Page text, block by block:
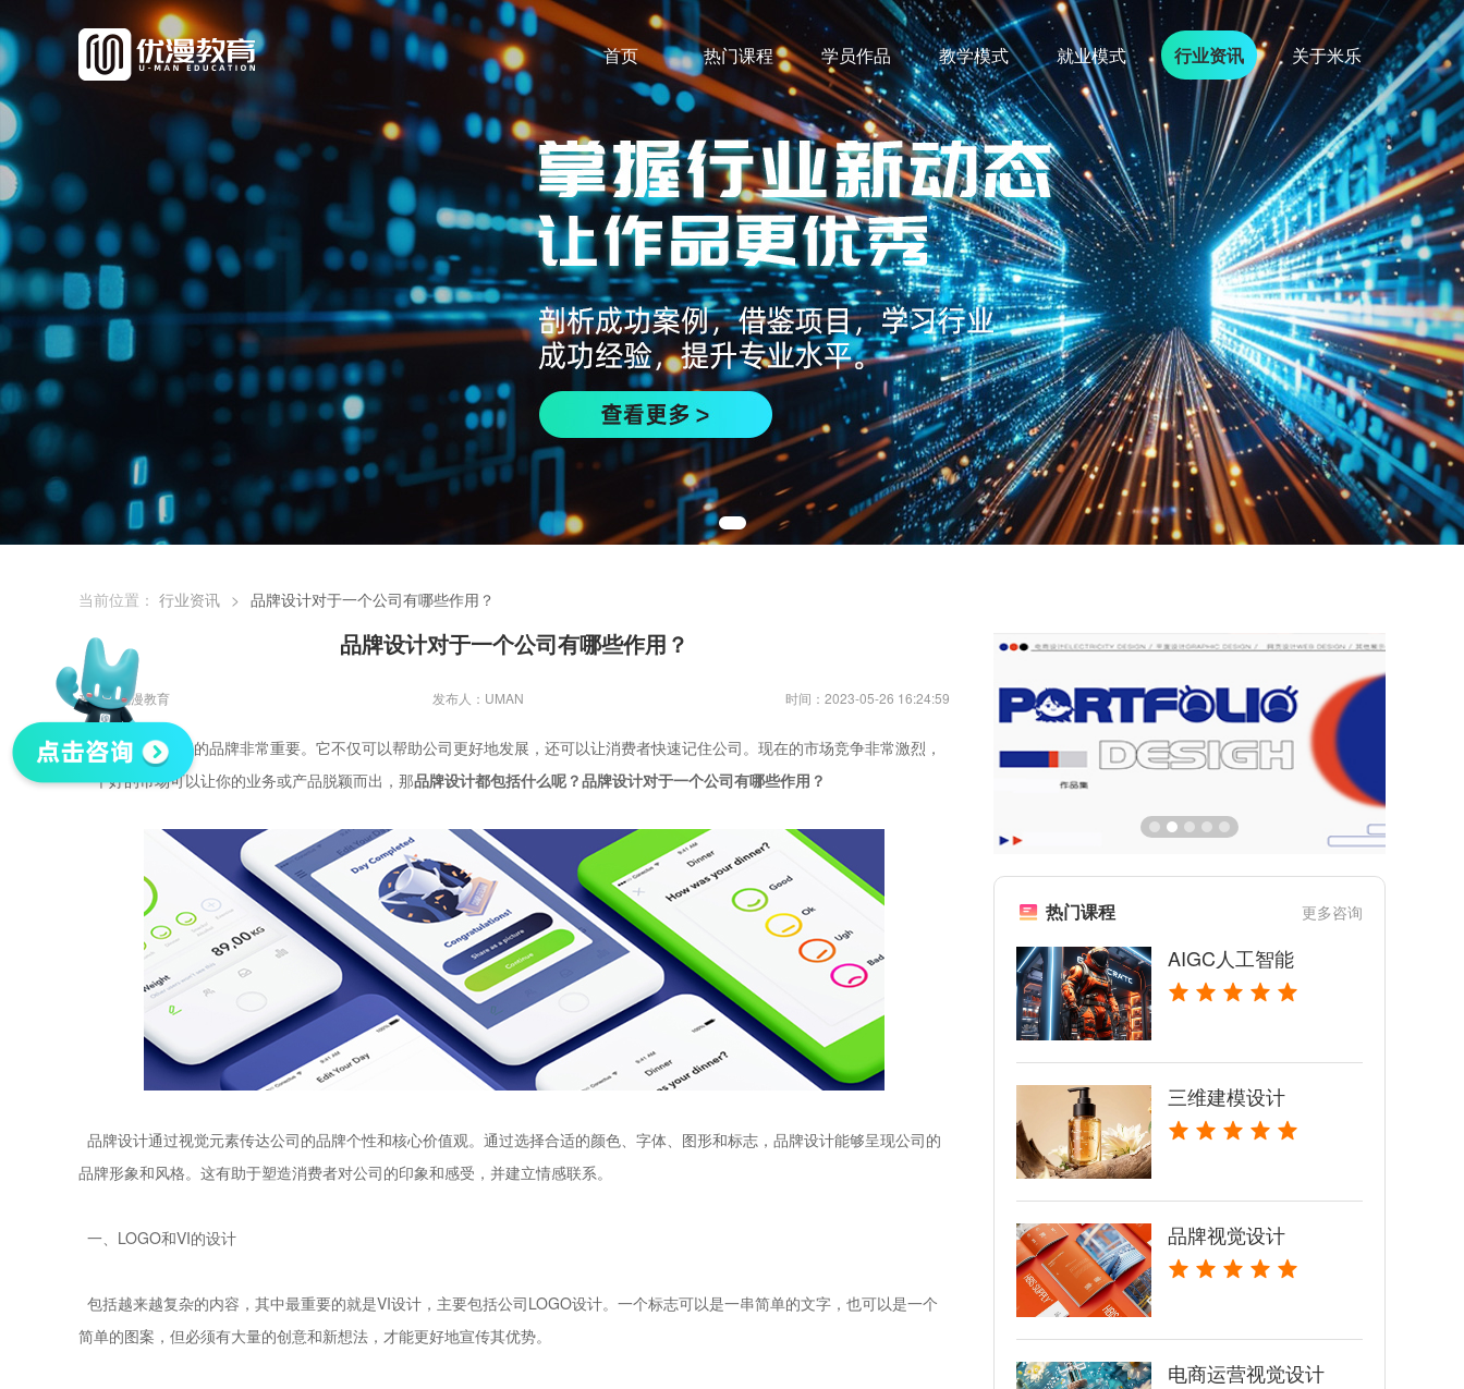
首页 热门课程 学员作品 教学模式 就业模式 行业资讯 关于米乐
当前位置： 行业资讯 > 品牌设计对于一个公司有哪些作用？
品牌设计对于一个公司有哪些作用？
来源：优漫教育 发布人：UMAN 时间：2023-05-26 16:24:59
公司拥有一个好的品牌非常重要。它不仅可以帮助公司更好地发展，还可以让消费者快速记住公司。现在的市场竞争非常激烈，
一个好的市场可以让你的业务或产品脱颖而出，那品牌设计都包括什么呢？品牌设计对于一个公司有哪些作用？
品牌设计通过视觉元素传达公司的品牌个性和核心价值观。通过选择合适的颜色、字体、图形和标志，品牌设计能够呈现公司的
品牌形象和风格。这有助于塑造消费者对公司的印象和感受，并建立情感联系。
一、LOGO和VI的设计
包括越来越复杂的内容，其中最重要的就是VI设计，主要包括公司LOGO设计。一个标志可以是一串简单的文字，也可以是一个
简单的图案，但必须有大量的创意和新想法，才能更好地宣传其优势。
热门课程 更多咨询
AIGC人工智能
三维建模设计
品牌视觉设计
电商运营视觉设计